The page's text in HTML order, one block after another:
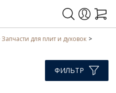
Запчасти для плит и духовок
ФИЛЬТР